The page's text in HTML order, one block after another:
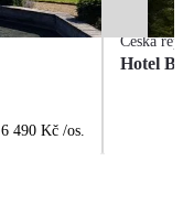
6 490 Kč /os.
Česká
Hotel